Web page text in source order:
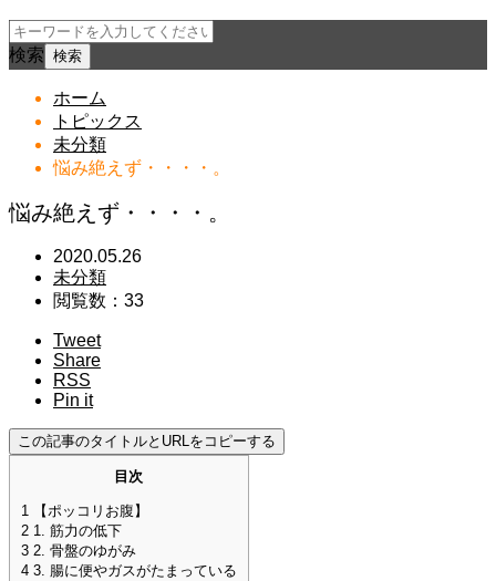
検索
ホーム
トピックス
未分類
悩み絶えず・・・・。
悩み絶えず・・・・。
2020.05.26
未分類
閲覧数：33
Tweet
Share
RSS
Pin it
この記事のタイトルとURLをコピーする
目次
1 【ポッコリお腹】
2 1. 筋力の低下
3 2. 骨盤のゆがみ
4 3. 腸に便やガスがたまっている